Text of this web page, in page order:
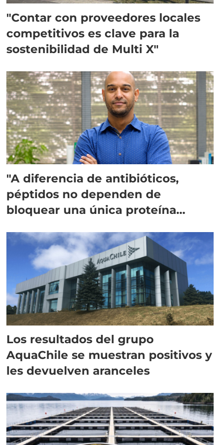
"Contar con proveedores locales
competitivos es clave para la
sostenibilidad de Multi X"
"A diferencia de antibióticos,
péptidos no dependen de
bloquear una única proteína
Los resultados del grupo
AquaChile se muestran positivos y
les devuelven aranceles